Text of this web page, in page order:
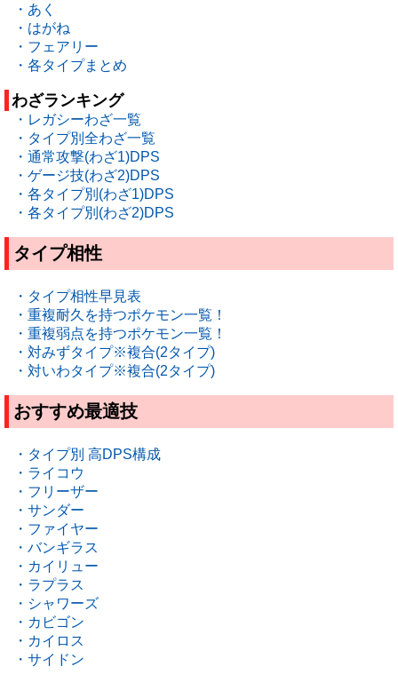
・あく
・はがね
・フェアリー
・各タイプまとめ
わざランキング
・レガシーわざ一覧
・タイプ別全わざ一覧
・通常攻撃(わざ1)DPS
・ゲージ技(わざ2)DPS
・各タイプ別(わざ1)DPS
・各タイプ別(わざ2)DPS
タイプ相性
・タイプ相性早見表
・重複耐久を持つポケモン一覧！
・重複弱点を持つポケモン一覧！
・対みずタイプ※複合(2タイプ)
・対いわタイプ※複合(2タイプ)
おすすめ最適技
・タイプ別 高DPS構成
・ライコウ
・フリーザー
・サンダー
・ファイヤー
・バンギラス
・カイリュー
・ラプラス
・シャワーズ
・カビゴン
・カイロス
・サイドン